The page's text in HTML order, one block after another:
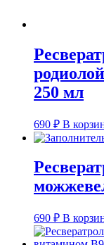
250 мл
690 ₽ В
690 ₽ В